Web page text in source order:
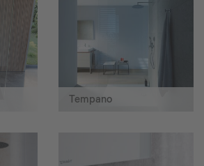
Tempano